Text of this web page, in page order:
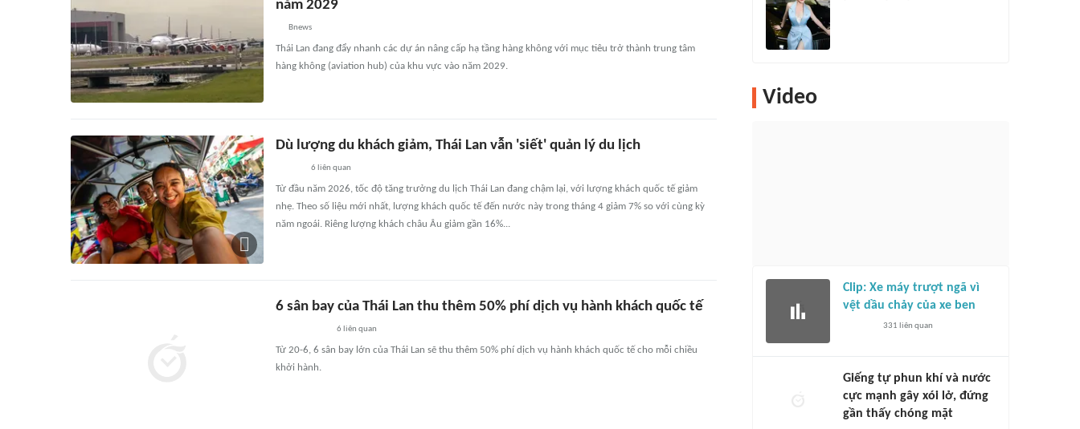
năm 2029
Bnews
Thái Lan đang đẩy nhanh các dự án nâng cấp hạ tầng hàng không với mục tiêu trở thành trung tâm
hàng không (aviation hub) của khu vực vào năm 2029.
Dù lượng du khách giảm, Thái Lan vẫn 'siết' quản lý du lịch
6 liên quan
Từ đầu năm 2026, tốc độ tăng trưởng du lịch Thái Lan đang chậm lại, với lượng khách quốc tế giảm
nhẹ. Theo số liệu mới nhất, lượng khách quốc tế đến nước này trong tháng 4 giảm 7% so với cùng kỳ
năm ngoái. Riêng lượng khách châu Âu giảm gần 16%...
6 sân bay của Thái Lan thu thêm 50% phí dịch vụ hành khách quốc tế
6 liên quan
Từ 20-6, 6 sân bay lớn của Thái Lan sẽ thu thêm 50% phí dịch vụ hành khách quốc tế cho mỗi chiều
khởi hành.
Video
Clip: Xe máy trượt ngã vì
vệt dầu chảy của xe ben
331 liên quan
Giếng tự phun khí và nước
cực mạnh gây xói lở, đứng
gần thấy chóng mặt